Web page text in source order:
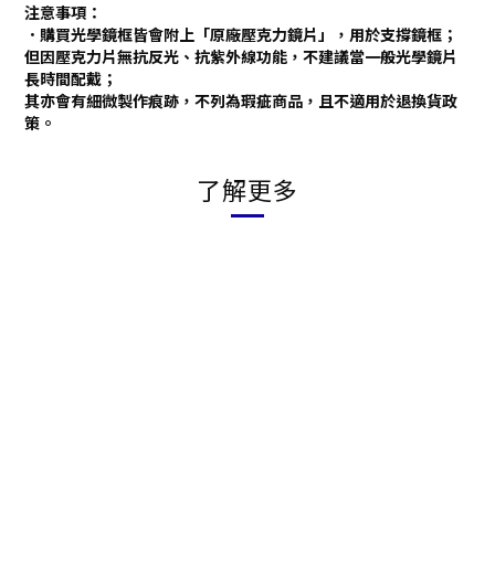
注意事項：
．購買光學鏡框皆會附上「原廠壓克力鏡片」，用於支撐鏡框；
但因壓克力片無抗反光、抗紫外線功能，不建議當一般光學鏡片
長時間配戴；
其亦會有細微製作痕跡，不列為瑕疵商品，且不適用於退換貨政
策。
了解更多